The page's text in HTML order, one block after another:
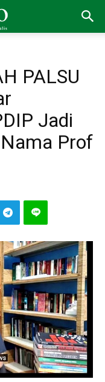
PALSU
Jadi
Prof